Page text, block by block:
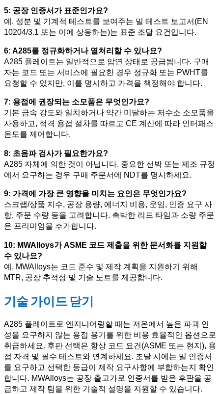
5: 공장 인증서가 표준인가요?
예. 성분 및 기계적 테스트를 보여주는 밀 테스트 보고서(EN
10204/3.1 또는 이에 상응하는)는 표준 조달 요건입니다.
6: A285를 정규화하거나 열처리할 수 있나요?
A285 플레이트는 일반적으로 압연 상태로 공급됩니다. 구매
자는 코드 또는 서비스에 필요한 경우 정규화 또는 PWHT를
요청할 수 있지만, 이를 명시하고 가격을 책정해야 합니다.
7: 용접에 권장되는 소모품은 무엇인가요?
기본 금속 강도와 일치하거나 약간 미달하는 저수소 소모품을
사용하고, 적격 용접 절차를 따르고 CE 계산에 따라 인터패스
온도를 제어합니다.
8: 초음파 검사가 필요한가요?
A285 자체에 의한 것이 아닙니다. 중요한 선박 또는 제조 규정
에서 요구하는 경우 구매 주문서에 NDT를 명시하세요.
9: 가격에 가장 큰 영향을 미치는 요인은 무엇인가요?
스크랩/상품 지수, 공장 용량, 에너지 비용, 운임, 인증 요구 사
항, 주문 수량 등을 고려합니다. 촉박한 리드 타임과 소량 주문
은 프리미엄을 추가합니다.
10: MWAlloys가 ASME 코드 제출을 위한 문서화를 지원할
수 있나요?
예. MWAlloys는 코드 준수 및 제작 계획을 지원하기 위해
MTR, 공장 추적성 및 기술 노트를 제공합니다.
기술 가이드 닫기
A285 플레이트로 엔지니어링할 때는 저온에서 높은 파괴 인
성을 요구하지 않는 용접 용기를 위한 비용 효율적인 옵션으로
취급하세요. 후판 선택은 항상 코드 요건(ASME 또는 현지), 용
접 자격 및 필수 테스트와 연계하세요. 조달 시에는 밀 인증서
를 요구하고 선택한 등급이 제작 요구사항에 부합하는지 확인
합니다. MWAlloys는 공장 출고가로 인증서를 받은 후판을 공
급하고 제작 팀을 위한 기술적 설명을 지원할 수 있습니다.